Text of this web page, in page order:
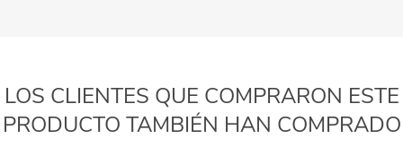
LOS CLIENTES QUE COMPRARON ESTE
PRODUCTO TAMBIÉN HAN COMPRADO